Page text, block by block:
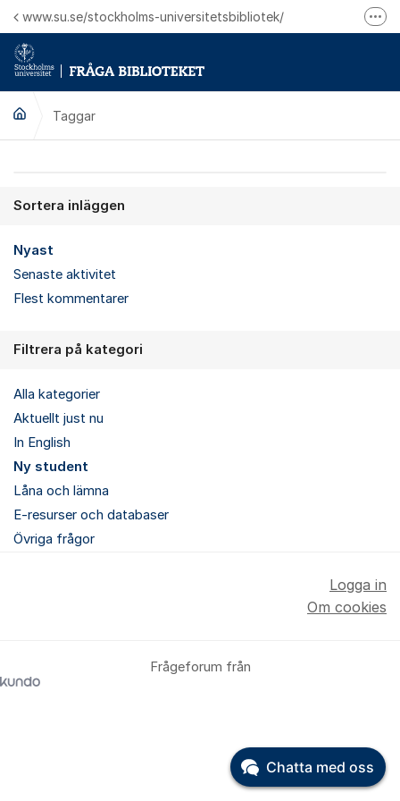
Hoppa till innehåll
www.su.se/stockholms-universitetsbibliotek/
Taggar
Sortera inläggen
Nyast
Senaste aktivitet
Flest kommentarer
Filtrera på kategori
Alla kategorier
Aktuellt just nu
In English
Ny student
Låna och lämna
E-resurser och databaser
Övriga frågor
Frågeforum från
Logga in
Om cookies
Chatta med oss